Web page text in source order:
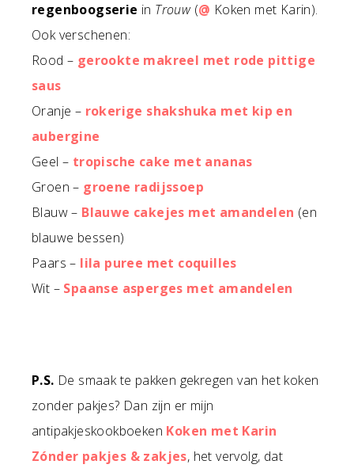
regenboogserie in Trouw (@ Koken met Karin).
Ook verschenen:
Rood – gerookte makreel met rode pittige
saus
Oranje – rokerige shakshuka met kip en
aubergine
Geel – tropische cake met ananas
Groen – groene radijssoep
Blauw – Blauwe cakejes met amandelen (en
blauwe bessen)
Paars – lila puree met coquilles
Wit – Spaanse asperges met amandelen
P.S. De smaak te pakken gekregen van het koken
zonder pakjes? Dan zijn er mijn
antipakjeskookboeken Koken met Karin
Zónder pakjes & zakjes, het vervolg, dat